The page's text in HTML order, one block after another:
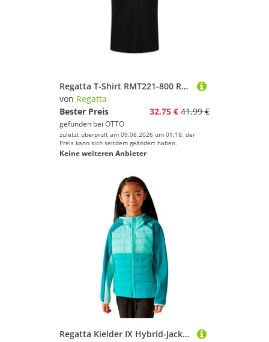
Regatta T-Shirt RMT221-800 Regatta Maverik V
von Regatta
Bester Preis
32,75 € 41,99 €
gefunden bei OTTO
zuletzt überprüft am 09.08.2026 um 01:18; der
Preis kann sich seitdem geändert haben.
Keine weiteren Anbieter
Regatta Kielder IX Hybrid-Jacke für Kinder mit Extol-Stretch-Einsätzen und synthetischer Warmloft-Daunen-Touch-Isolierung, perfekt zum Wandern, Wandern und für Outdoor-Aktivitäten